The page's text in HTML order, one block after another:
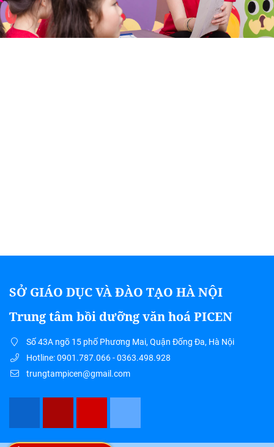
SỞ GIÁO DỤC VÀ ĐÀO TẠO HÀ NỘI
Trung tâm bồi dưỡng văn hoá PICEN
Số 43A ngõ 15 phố Phương Mai, Quận Đống Đa, Hà Nội
Hotline: 0901.787.066 - 0363.498.928
trungtampicen@gmail.com